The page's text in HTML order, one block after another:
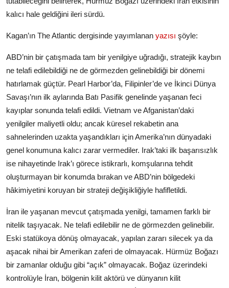
kalıcı hale geldiğini ileri sürdü.
Kagan’ın The Atlantic dergisinde yayımlanan yazısı şöyle:
ABD’nin bir çatışmada tam bir yenilgiye uğradığı, stratejik kaybın
ne telafi edilebildiği ne de görmezden gelinebildiği bir dönemi
hatırlamak güçtür. Pearl Harbor’da, Filipinler’de ve İkinci Dünya
Savaşı’nın ilk aylarında Batı Pasifik genelinde yaşanan feci
kayıplar sonunda telafi edildi. Vietnam ve Afganistan’daki
yenilgiler maliyetli oldu; ancak küresel rekabetin ana
sahnelerinden uzakta yaşandıkları için Amerika’nın dünyadaki
genel konumuna kalıcı zarar vermediler. Irak’taki ilk başarısızlık
ise nihayetinde Irak’ı görece istikrarlı, komşularına tehdit
oluşturmayan bir konumda bırakan ve ABD’nin bölgedeki
hâkimiyetini koruyan bir strateji değişikliğiyle hafifletildi.
İran ile yaşanan mevcut çatışmada yenilgi, tamamen farklı bir
nitelik taşıyacak. Ne telafi edilebilir ne de görmezden gelinebilir.
Eski statükoya dönüş olmayacak, yapılan zararı silecek ya da
aşacak nihai bir Amerikan zaferi de olmayacak. Hürmüz Boğazı
bir zamanlar olduğu gibi “açık” olmayacak. Boğaz üzerindeki
kontrolüyle İran, bölgenin kilit aktörü ve dünyanın kilit